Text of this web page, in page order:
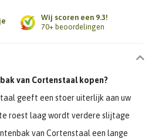
Wij scoren een 9.3!
70+ beoordelingen
van Cortenstaal kopen?
geeft een stoer uiterlijk aan uw
roest laag wordt verdere slijtage
van Cortenstaal een lange